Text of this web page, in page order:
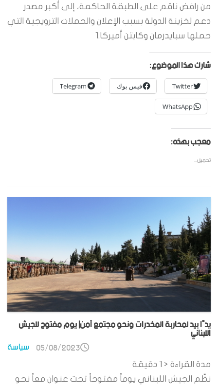
من رافض ناقم على الطبقة الحاكمة، إلى أكبر مصدر
دعم لخزينة الدولة بسبب الإعلان والحملات الترويجية التي
حملها سبايدرمان وكابتن أميركا.1
شارك هذا الموضوع:
Twitter فيس بوك Telegram
WhatsApp
معجب بهذه:
تحميل...
يدًا بيد لمحاربة المخدرات ونحو مجتمع آمن| يوم مفتوح للجيش
اللبناني
سياسة 05/08/2023
مدة القراءة < 1
دقيقة
نظّم الجيش اللبناني يوماً مفتوحاً تحت عنوان معاً نحو